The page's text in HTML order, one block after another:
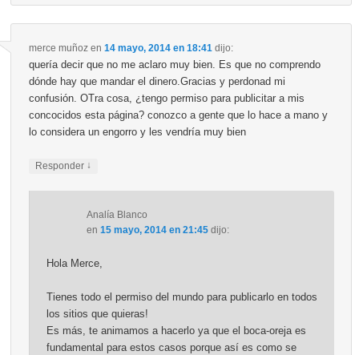
merce muñozen 14 mayo, 2014 en 18:41 dijo:
quería decir que no me aclaro muy bien. Es que no comprendo
dónde hay que mandar el dinero.Gracias y perdonad mi
confusión. OTra cosa, ¿tengo permiso para publicitar a mis
concocidos esta página? conozco a gente que lo hace a mano y
lo considera un engorro y les vendría muy bien
Responder ↓
Analía Blanco
en 15 mayo, 2014 en 21:45 dijo:
Hola Merce,
Tienes todo el permiso del mundo para publicarlo en todos
los sitios que quieras!
Es más, te animamos a hacerlo ya que el boca-oreja es
fundamental para estos casos porque así es como se